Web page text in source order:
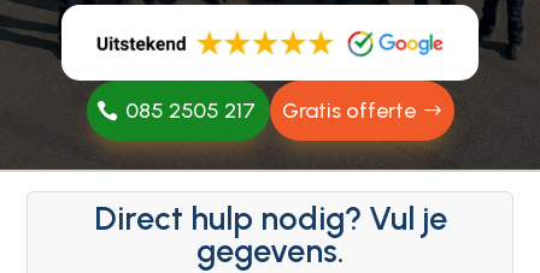
085 2505 217 Gratis offerte
Direct hulp nodig? Vul je
gegevens.